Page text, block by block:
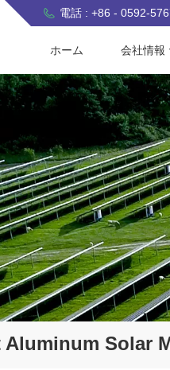
電話 : +86 - 0592-
ホーム 会社情報
Aluminum Solar